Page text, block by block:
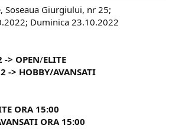
Soseaua Giurgiului, nr 25;
Duminica 23.10.2022
-> OPEN​/ELITE
-> HOBBY/AVANSATI
ORA 15:00
ORA 15:00